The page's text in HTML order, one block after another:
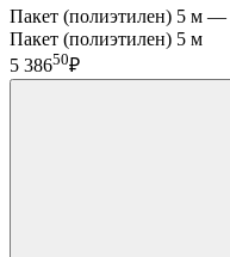
Пакет (полиэтилен) 5 м —
Пакет (полиэтилен) 5 м
5 38650₽